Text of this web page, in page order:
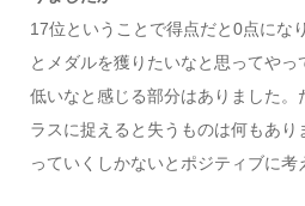
17位ということで得点だと0点にな
とメダルを獲りたいなと思ってや
低いなと感じる部分はありました
ラスに捉えると失うものは何もあ
っていくしかないとポジティブに考